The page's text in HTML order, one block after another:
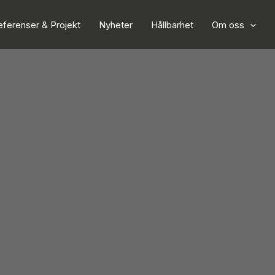
& Projekt Nyheter Hållbarhet Om oss